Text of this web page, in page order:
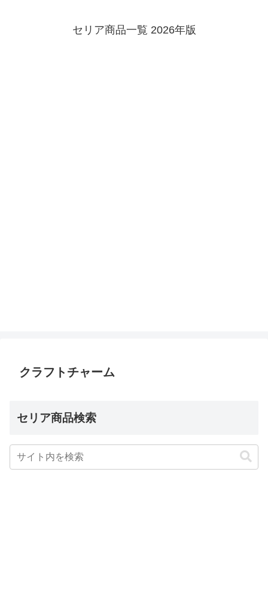
セリア商品一覧 2026年版
クラフトチャーム
セリア商品検索